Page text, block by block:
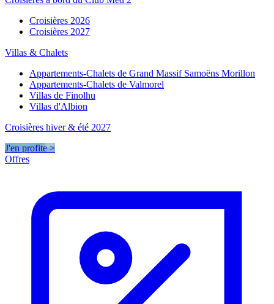
Croisières 2026
Croisières 2027
Villas & Chalets
Appartements-Chalets de Grand Massif Samoëns Morillon
Appartements-Chalets de Valmorel
Villas de Finolhu
Villas d'Albion
Croisières hiver & été 2027
J'en profite >
Offres